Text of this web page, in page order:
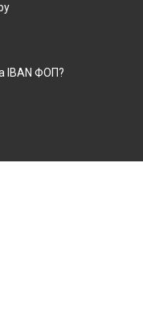
IBAN ФОП?